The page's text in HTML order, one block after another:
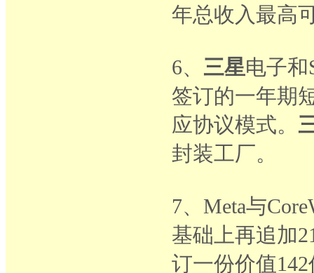
年总收入最高
6、 三星电子
签订的一年期
应协议模式。
封装工厂。
7、Meta与
基础上再追加
订一份价值